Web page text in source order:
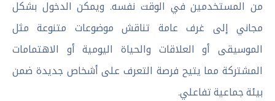
من المستخدمين في الوقت نفسه. ويمكن الدخول بشكل
مجاني إلى غرف عامة تناقش موضوعات متنوعة مثل
الموسيقى أو العلاقات والحياة اليومية أو الاهتمامات
المشتركة مما يتيح فرصة التعرف على أشخاص جديدة ضمن
بيئة جماعية تفاعلي.